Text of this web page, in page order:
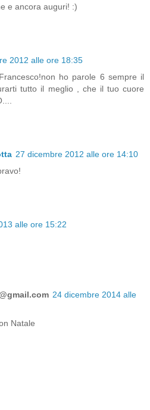
e ancora auguri! :)
2012 alle ore 18:35
ho parole 6 sempre il
tutto il meglio , che il tuo cuore
27 dicembre 2012 alle ore 14:10
alle ore 15:22
24 dicembre 2014 alle
Natale